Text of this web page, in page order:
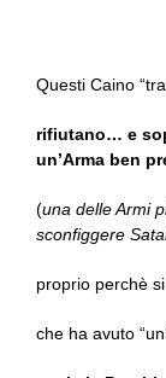
Questi Caino
rifiutano… e
un’Arma ben
(una delle Armi
sconfiggere
proprio perchè
che ha avuto